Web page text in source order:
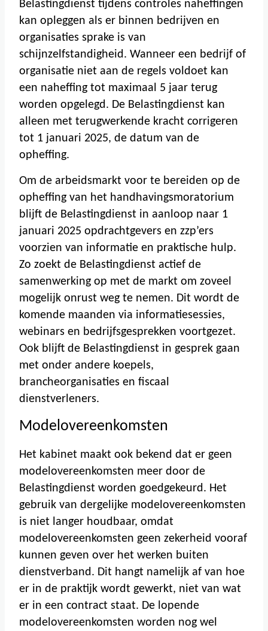
Belastingdienst tijdens controles naheffingen
kan opleggen als er binnen bedrijven en
organisaties sprake is van
schijnzelfstandigheid. Wanneer een bedrijf of
organisatie niet aan de regels voldoet kan
een naheffing tot maximaal 5 jaar terug
worden opgelegd. De Belastingdienst kan
alleen met terugwerkende kracht corrigeren
tot 1 januari 2025, de datum van de
opheffing.
Om de arbeidsmarkt voor te bereiden op de
opheffing van het handhavingsmoratorium
blijft de Belastingdienst in aanloop naar 1
januari 2025 opdrachtgevers en zzp’ers
voorzien van informatie en praktische hulp.
Zo zoekt de Belastingdienst actief de
samenwerking op met de markt om zoveel
mogelijk onrust weg te nemen. Dit wordt de
komende maanden via informatiesessies,
webinars en bedrijfsgesprekken voortgezet.
Ook blijft de Belastingdienst in gesprek gaan
met onder andere koepels,
brancheorganisaties en fiscaal
dienstverleners.
Modelovereenkomsten
Het kabinet maakt ook bekend dat er geen
modelovereenkomsten meer door de
Belastingdienst worden goedgekeurd. Het
gebruik van dergelijke modelovereenkomsten
is niet langer houdbaar, omdat
modelovereenkomsten geen zekerheid vooraf
kunnen geven over het werken buiten
dienstverband. Dit hangt namelijk af van hoe
er in de praktijk wordt gewerkt, niet van wat
er in een contract staat. De lopende
modelovereenkomsten worden nog wel